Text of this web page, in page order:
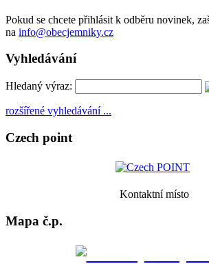
Pokud se chcete přihlásit k odběru novinek,
na info@obecjemniky.cz
Vyhledávání
Hledaný výraz:
rozšířené vyhledávání ...
Czech point
Kontaktní místo
Mapa č.p.